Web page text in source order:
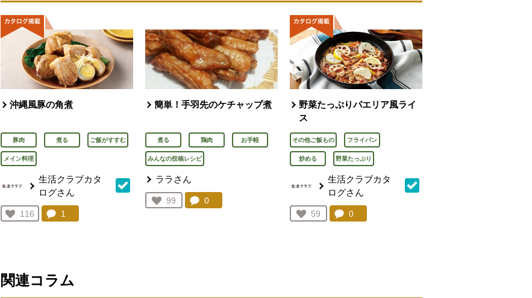
沖縄風豚の角煮
豚肉 煮る ご飯がすすむ
メイン料理
生活クラブカタ
ログさん
お気に入り登録：
116
人が登録
コメント：
1
簡単！手羽先のケチャップ煮
煮る 鶏肉 お手軽
みんなの投稿レシピ
ララさん
お気に入り登録：
99
人が登録
コメント：
0件。コメントを見る。
野菜たっぷりパエリア風ライ
ス
その他ご飯もの フライパン
炒める 野菜たっぷり
生活クラブカタ
ログさん
お気に入り登録：
59
人が登録
コメント：
0件。コメントを見る。
関連コラム